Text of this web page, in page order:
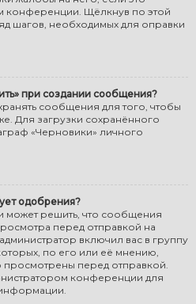
конференции. Щёлкнув по этой
шагов, необходимых для оправки
при создании сообщения?
сообщения для того, чтобы
Для загрузки сохранённого
«Черновики» личного
одобрения?
может решить, что сообщения
перед отправкой на
включил вас в группу
по его или её мнению,
просмотрены перед отправкой.
конференции для